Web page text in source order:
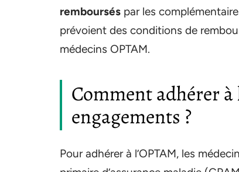
remboursés par les
prévoient des conditions de
médecins OPTAM.
Comment adhérer à
engagements ?
Pour adhérer à l’OPTAM, les